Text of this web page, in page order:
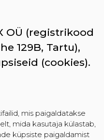
OÜ (registrikood
129B, Tartu),
(cookies).
mis paigaldatakse
mida kasutaja külastab,
küpsiste paigaldamist